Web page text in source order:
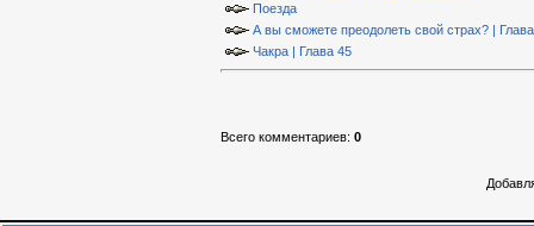
Поезда
А вы сможете преодолеть свой страх? |
Чакра | Глава 45
Всего комментариев: 0